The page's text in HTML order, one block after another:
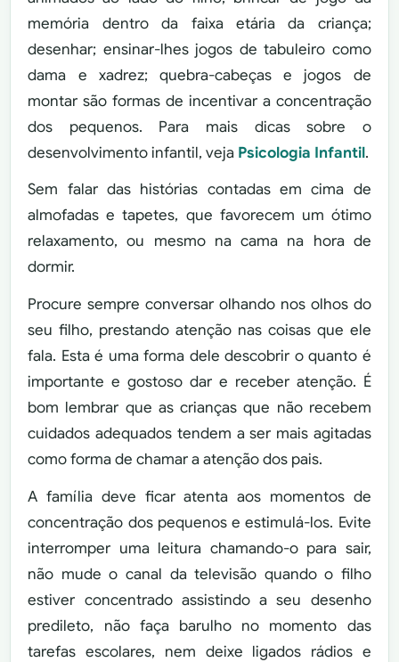
memória dentro da faixa etária da criança;
desenhar; ensinar-lhes jogos de tabuleiro como
dama e xadrez; quebra-cabeças e jogos de
montar são formas de incentivar a concentração
dos pequenos. Para mais dicas sobre o
desenvolvimento infantil, veja Psicologia Infantil.
Sem falar das histórias contadas em cima de
almofadas e tapetes, que favorecem um ótimo
relaxamento, ou mesmo na cama na hora de
dormir.
Procure sempre conversar olhando nos olhos do
seu filho, prestando atenção nas coisas que ele
fala. Esta é uma forma dele descobrir o quanto é
importante e gostoso dar e receber atenção. É
bom lembrar que as crianças que não recebem
cuidados adequados tendem a ser mais agitadas
como forma de chamar a atenção dos pais.
A família deve ficar atenta aos momentos de
concentração dos pequenos e estimulá-los. Evite
interromper uma leitura chamando-o para sair,
não mude o canal da televisão quando o filho
estiver concentrado assistindo a seu desenho
predileto, não faça barulho no momento das
tarefas escolares, nem deixe ligados rádios e